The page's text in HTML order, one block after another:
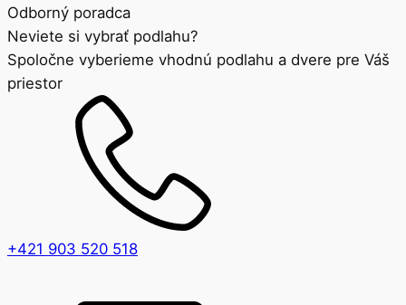
parketové
lepidlo
(15
kg)
Odborný poradca
Neviete si vybrať podlahu?
Spoločne vyberieme vhodnú podlahu a dvere pre Váš
priestor
+421 903 520 518